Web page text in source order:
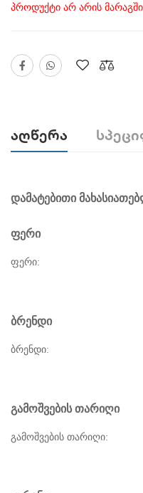
პროდუქტი არ არის მარაგში
Აღწერა
დამატებითი
ფერი
ფერი:
ბრენდი
ბრენდი:
გამოშვების თარიღი
გამოშვების თარიღი: